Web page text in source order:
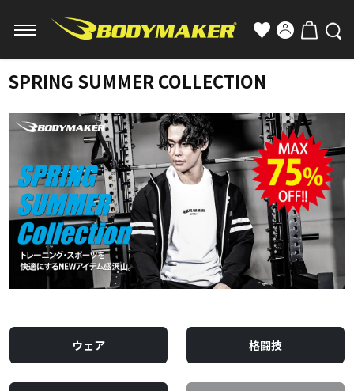
SPRING SUMMER COLLECTION
ウェア 格闘技